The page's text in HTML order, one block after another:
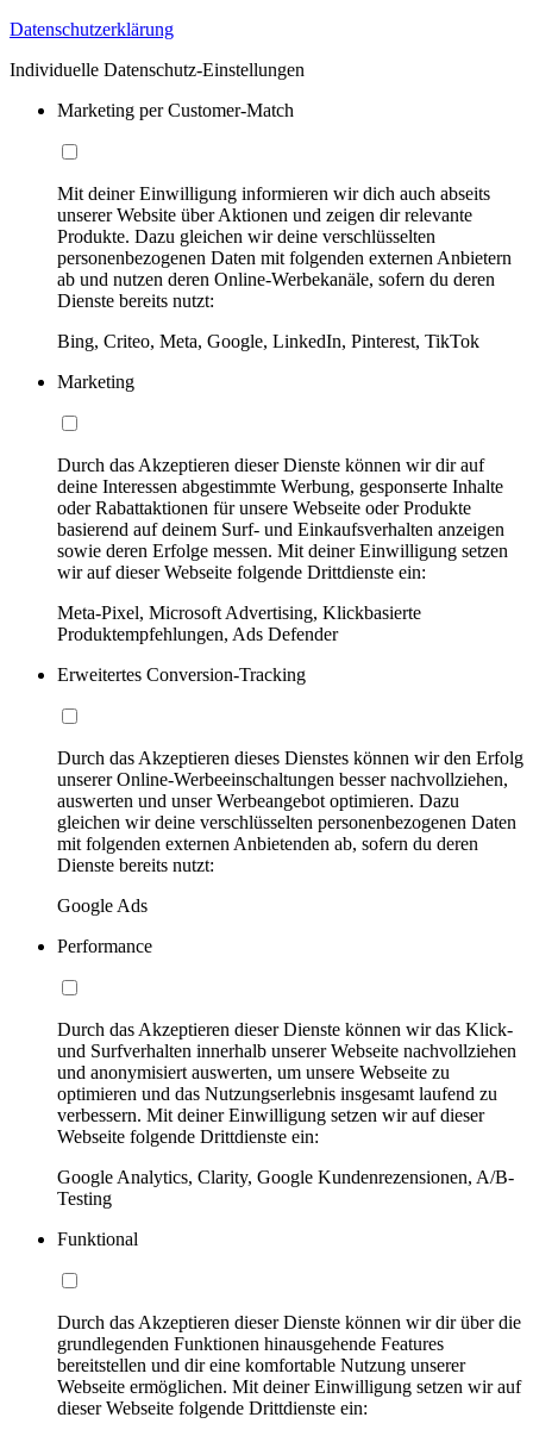
Datenschutzerklärung
Individuelle Datenschutz-Einstellungen
Marketing per Customer-Match
Mit deiner Einwilligung informieren wir dich auch abseits
unserer Website über Aktionen und zeigen dir relevante
Produkte. Dazu gleichen wir deine verschlüsselten
personenbezogenen Daten mit folgenden externen Anbietern
ab und nutzen deren Online-Werbekanäle, sofern du deren
Dienste bereits nutzt:
Bing, Criteo, Meta, Google, LinkedIn, Pinterest, TikTok
Marketing
Durch das Akzeptieren dieser Dienste können wir dir auf
deine Interessen abgestimmte Werbung, gesponserte Inhalte
oder Rabattaktionen für unsere Webseite oder Produkte
basierend auf deinem Surf- und Einkaufsverhalten anzeigen
sowie deren Erfolge messen. Mit deiner Einwilligung setzen
wir auf dieser Webseite folgende Drittdienste ein:
Meta-Pixel, Microsoft Advertising, Klickbasierte
Produktempfehlungen, Ads Defender
Erweitertes Conversion-Tracking
Durch das Akzeptieren dieses Dienstes können wir den Erfolg
unserer Online-Werbeeinschaltungen besser nachvollziehen,
auswerten und unser Werbeangebot optimieren. Dazu
gleichen wir deine verschlüsselten personenbezogenen Daten
mit folgenden externen Anbietenden ab, sofern du deren
Dienste bereits nutzt:
Google Ads
Performance
Durch das Akzeptieren dieser Dienste können wir das Klick-
und Surfverhalten innerhalb unserer Webseite nachvollziehen
und anonymisiert auswerten, um unsere Webseite zu
optimieren und das Nutzungserlebnis insgesamt laufend zu
verbessern. Mit deiner Einwilligung setzen wir auf dieser
Webseite folgende Drittdienste ein:
Google Analytics, Clarity, Google Kundenrezensionen, A/B-
Testing
Funktional
Durch das Akzeptieren dieser Dienste können wir dir über die
grundlegenden Funktionen hinausgehende Features
bereitstellen und dir eine komfortable Nutzung unserer
Webseite ermöglichen. Mit deiner Einwilligung setzen wir auf
dieser Webseite folgende Drittdienste ein: